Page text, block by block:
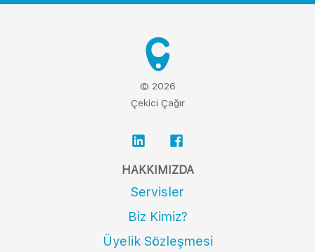
© 2026
Çekici Çağır
HAKKIMIZDA
Servisler
Biz Kimiz?
Üyelik Sözleşmesi